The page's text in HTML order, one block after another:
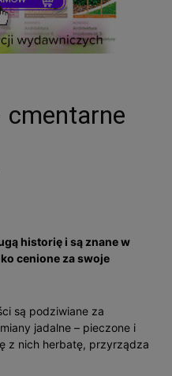
cmentarne
historię i są znane w
cenione za swoje
są podziwiane za
jadalne – pieczone i
z nich herbatę, przyrządza